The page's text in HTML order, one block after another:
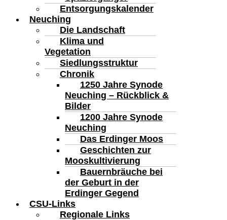
Entsorgungskalender
Neuching
Die Landschaft
Klima und
Vegetation
Siedlungsstruktur
Chronik
1250 Jahre Synode
Neuching – Rückblick &
Bilder
1200 Jahre Synode
Neuching
Das Erdinger Moos
Geschichten zur
Mooskultivierung
Bauernbräuche bei
der Geburt in der
Erdinger Gegend
CSU-Links
Regionale Links